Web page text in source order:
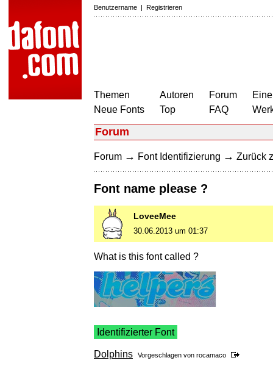
Benutzername | Registrieren
Themen
Neue Fonts
Autoren
Top
Forum
FAQ
Forum
Forum → Font Identifizierung → Zurück
Font name please ?
LoveeMee
30.06.2013 um 01:37
What is this font called ?
Identifizierter Font
Dolphins Vorgeschlagen von rocamaco